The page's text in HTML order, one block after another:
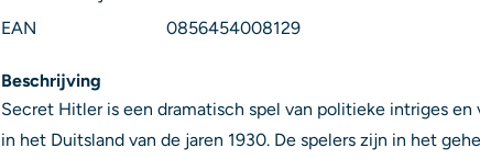
EAN
0856454008129
Beschrijving
Secret Hitler is een dramatisch spel van politieke intriges en
in het Duitsland van de jaren 1930. De spelers zijn in het